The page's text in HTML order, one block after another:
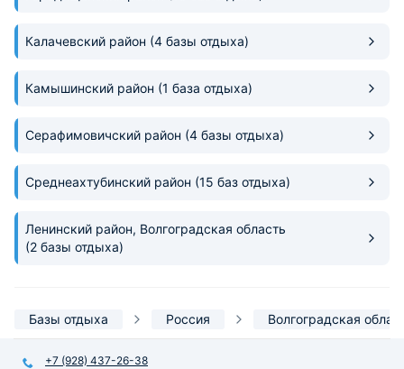
Калачевский район (4 базы отдыха)
Камышинский район (1 база отдыха)
Серафимовичский район (4 базы отдыха)
Среднеахтубинский район (15 баз отдыха)
Ленинский район, Волгоградская область
(2 базы отдыха)
Базы отдыха Россия Волгоградская
+7 (928) 437-26-38